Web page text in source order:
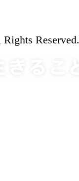
Reserved.